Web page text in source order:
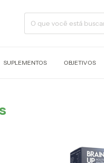
SUPLEMENTOS OBJETIVOS